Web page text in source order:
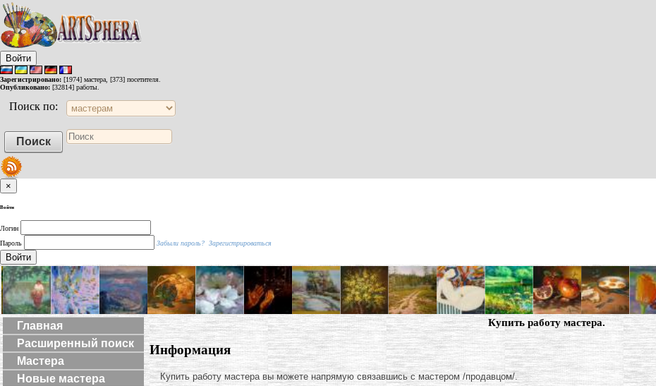
Войти
Зарегистрировано: [1974] мастера, [373] посетителя.
Опубликовано: [32814] работы.
Поиск по:
×
Войти
Логин
Пароль
Забыли пароль? Зарегистрироваться
Войти
Главная
Расширенный поиск
Мастера
Новые мастера
Купить работу мастера.
Информация
Купить работу мастера вы можете напрямую связавшись с мастером /продавцом/.